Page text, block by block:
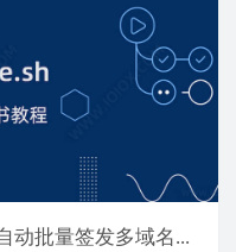
Github Action 部署 acme.sh 全自动批量签发多域名证书教程